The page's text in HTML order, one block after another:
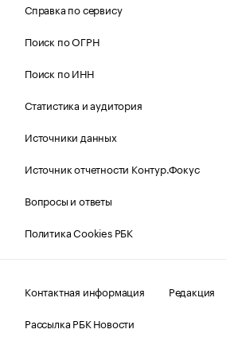
Справка по сервису
Поиск по ОГРН
Поиск по ИНН
Статистика и аудитория
Источники данных
Источник отчетности Контур.Фокус
Вопросы и ответы
Политика Cookies РБК
Контактная информация
Редакция
Рассылка РБК Новости